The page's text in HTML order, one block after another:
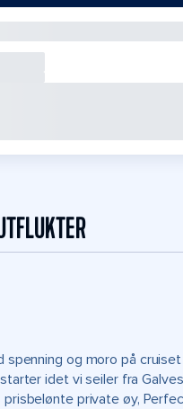
spenning og moro på
idet vi seiler fra
prisbelønte private øy,